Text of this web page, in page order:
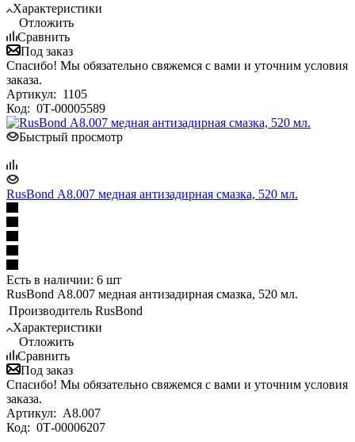
Характеристики
Отложить
Сравнить
Под заказ
Спасибо! Мы обязательно свяжемся с вами и уточним условия
заказа.
Артикул: 1105
Код: 0Т-00005589
Быстрый просмотр
RusBond А8.007 медная антизадирная смазка, 520 мл.
Есть в наличии: 6 шт
RusBond А8.007 медная антизадирная смазка, 520 мл.
Производитель RusBond
Характеристики
Отложить
Сравнить
Под заказ
Спасибо! Мы обязательно свяжемся с вами и уточним условия
заказа.
Артикул: А8.007
Код: 0Т-00006207